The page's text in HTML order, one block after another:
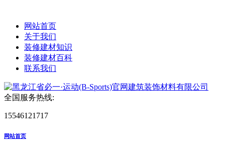
网站首页
关于我们
装修建材知识
装修建材百科
联系我们
全国服务热线:
15546121717
网站首页